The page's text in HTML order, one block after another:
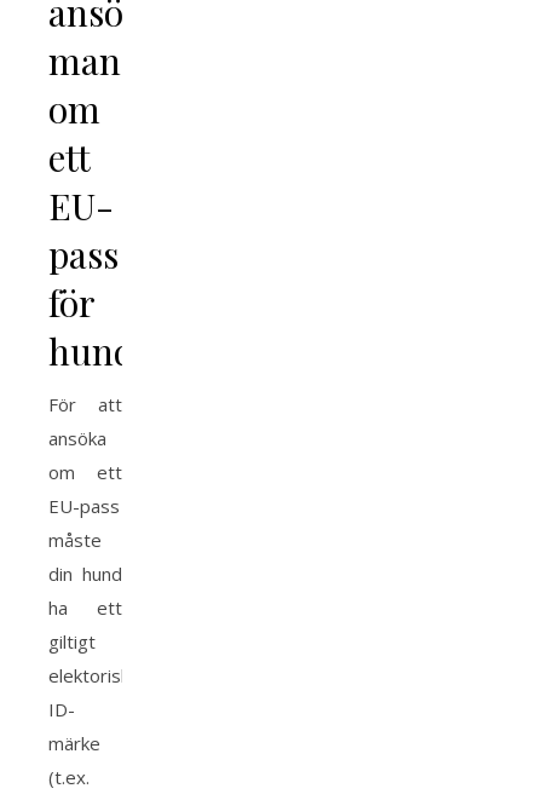
ansöker
man
om
ett
EU-
pass
för
hund?
För att
ansöka
om ett
EU-pass
måste
din hund
ha ett
giltigt
elektoriskt
ID-
märke
(t.ex.